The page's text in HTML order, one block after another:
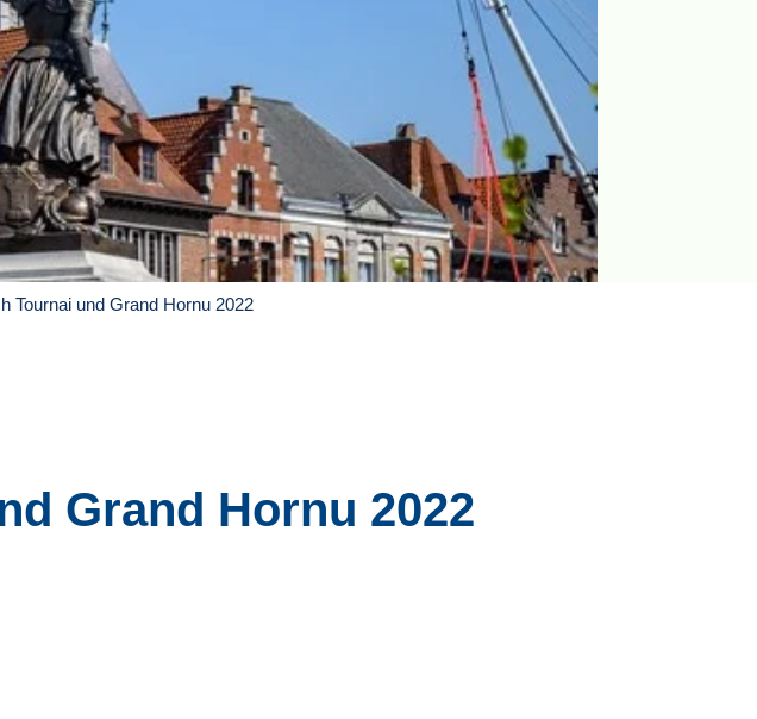
Tournai und Grand Hornu 2022
Grand Hornu 2022